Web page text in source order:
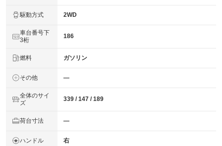
駆動方式 2WD
車台番号下
3桁
186
燃料 ガソリン
その他 ―
全体のサイ
ズ
339 / 147 / 189
荷台寸法 ―
ハンドル 右